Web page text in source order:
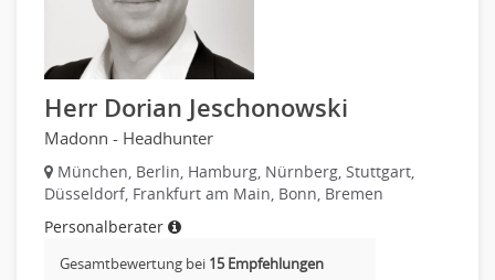
Controlling
Debitorenbuchhaltung
Finanzbuchhaltung, Bilanzbuchhaltung
Gehaltsbuchhaltung, Lohnbuchhaltung
Konzernbuchhaltung
Finanzen Leitung, Teamleitung
Finanzen Prozessmanagement
Herr Dorian Jeschonowski
Madonn - Headhunter
München, Berlin, Hamburg, Nürnberg, Stuttgart,
Düsseldorf, Frankfurt am Main, Bonn, Bremen
Personalberater
Gesamtbewertung bei 15 Empfehlungen